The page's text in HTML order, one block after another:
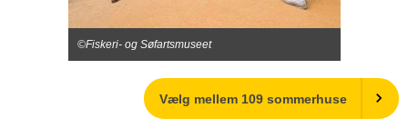
©Fiskeri- og Søfartsmuseet
Vælg mellem 109 sommerhuse